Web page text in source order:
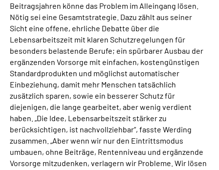
Beitragsjahren könne das Problem im Alleingang lösen.
Nötig sei eine Gesamtstrategie. Dazu zählt aus seiner
Sicht eine offene, ehrliche Debatte über die
Lebensarbeitszeit mit klaren Schutzregelungen für
besonders belastende Berufe; ein spürbarer Ausbau der
ergänzenden Vorsorge mit einfachen, kostengünstigen
Standardprodukten und möglichst automatischer
Einbeziehung, damit mehr Menschen tatsächlich
zusätzlich sparen, sowie ein besserer Schutz für
diejenigen, die lange gearbeitet, aber wenig verdient
haben. „Die Idee, Lebensarbeitszeit stärker zu
berücksichtigen, ist nachvollziehbar“, fasste Werding
zusammen. „Aber wenn wir nur den Eintrittsmodus
umbauen, ohne Beiträge, Rentenniveau und ergänzende
Vorsorge mitzudenken, verlagern wir Probleme. Wir lösen